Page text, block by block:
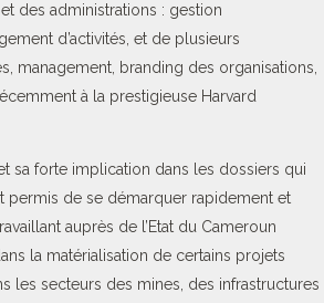
des administrations : gestion
d’activités, et de plusieurs
management, branding des organisations,
à la prestigieuse Harvard
sa forte implication dans les dossiers qui
permis de se démarquer rapidement et
auprès de l’Etat du Cameroun
la matérialisation de certains projets
les secteurs des mines, des infrastructures